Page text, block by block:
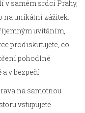
v samém srdci Prahy,
na unikátní zážitek.
uvítáním,
prodiskutujete, co
pohodlné
v bezpečí.
na samotnou
vstupujete